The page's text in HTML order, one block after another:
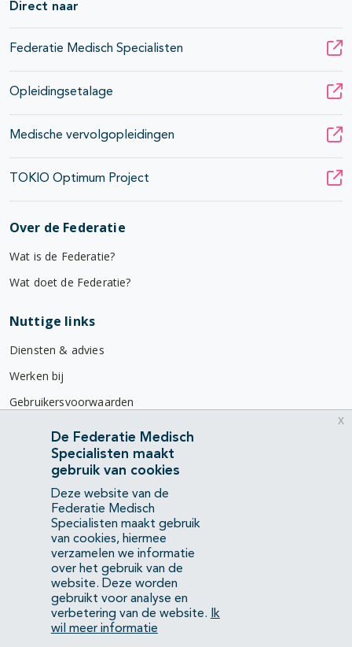
Direct naar
Federatie Medisch Specialisten
Opleidingsetalage
Medische vervolgopleidingen
TOKIO Optimum Project
Over de Federatie
Wat is de Federatie?
Wat doet de Federatie?
Nuttige links
Diensten & advies
Werken bij
Gebruikersvoorwaarden
Privacyverklaring
Contact
Mercatorlaan 1200
3528 BL Utrecht
(088) 505 34 34
info@richtlijnendatabase.nl
YouTubeLinkedIn
De Federatie Medisch
Specialisten maakt
gebruik van cookies
Deze website van de
Federatie Medisch
Specialisten maakt gebruik
van cookies, hiermee
verzamelen we informatie
over het gebruik van de
website. Deze worden
gebruikt voor analyse en
verbetering van de website.
Ik
wil meer informatie
x